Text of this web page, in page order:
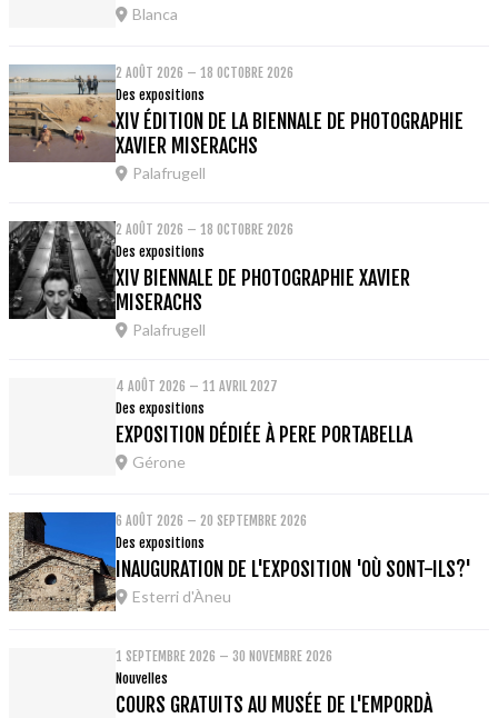
Blanca
2 AOÛT 2026 – 18 OCTOBRE 2026
Des expositions
XIV ÉDITION DE LA BIENNALE DE PHOTOGRAPHIE
XAVIER MISERACHS
Palafrugell
2 AOÛT 2026 – 18 OCTOBRE 2026
Des expositions
XIV BIENNALE DE PHOTOGRAPHIE XAVIER
MISERACHS
Palafrugell
4 AOÛT 2026 – 11 AVRIL 2027
Des expositions
EXPOSITION DÉDIÉE À PERE PORTABELLA
Gérone
6 AOÛT 2026 – 20 SEPTEMBRE 2026
Des expositions
INAUGURATION DE L'EXPOSITION 'OÙ SONT-ILS?'
Esterri d'Àneu
1 SEPTEMBRE 2026 – 30 NOVEMBRE 2026
Nouvelles
COURS GRATUITS AU MUSÉE DE L'EMPORDÀ